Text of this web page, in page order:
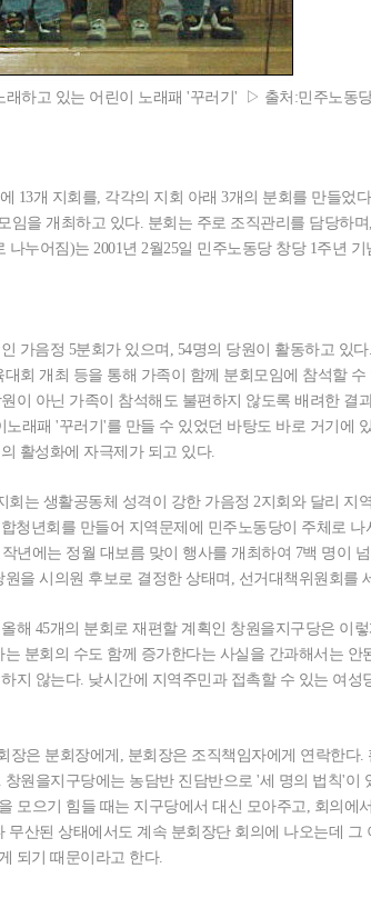
하고 있는 어린이 노래패 '꾸러기' ▷ 출처:민주노동
13개 지회를, 각각의 지회 아래 3개의 분회를 만들었
임을 개최하고 있다. 분회는 주로 조직관리를 담당하
누어짐)는 2001년 2월25일 민주노동당 창당 1주년
가음정 5분회가 있으며, 54명의 당원이 활동하고 있
회 개최 등을 통해 가족이 함께 분회모임에 참석할
이 아닌 가족이 참석해도 불편하지 않도록 배려한 결
래패 '꾸러기'를 만들 수 있었던 바탕도 바로 거기에
활성화에 자극제가 되고 있다.
는 생활공동체 성격이 강한 가음정 2지회와 달리 지
청년회를 만들어 지역문제에 민주노동당이 주체로
년에는 정월 대보름 맞이 행사를 개최하여 7백 명이
을 시의원 후보로 결정한 상태며, 선거대책위원회를
해 45개의 분회로 재편할 계획인 창원을지구당은 이
분회의 수도 함께 증가한다는 사실을 간과해서는 안
지 않는다. 낮시간에 지역주민과 접촉할 수 있는 여성
은 분회장에게, 분회장은 조직책임자에게 연락한다.
원을지구당에는 농담반 진담반으로 '세 명의 법칙'이
모으기 힘들 때는 지구당에서 대신 모아주고, 회의에
산된 상태에서도 계속 분회장단 회의에 나오는데 그
되기 때문이라고 한다.